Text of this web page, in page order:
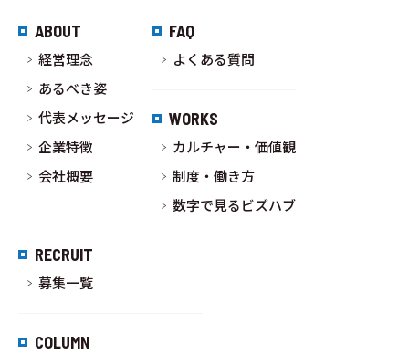
ABOUT
経営理念
あるべき姿
代表メッセージ
企業特徴
会社概要
FAQ
よくある質問
WORKS
カルチャー・価値観
制度・働き方
数字で見るビズハブ
RECRUIT
募集一覧
COLUMN